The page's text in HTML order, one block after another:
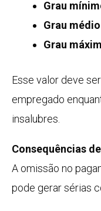
Grau
Grau
Grau
Esse valor deve
empregado
insalubres.
Consequências
A omissão no
pode gerar sérias